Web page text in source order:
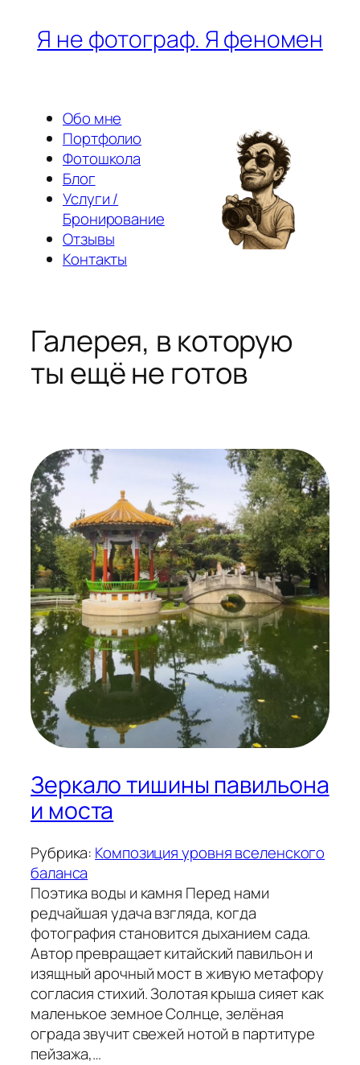
ПерейтиЯ не фотограф. Я феномен
Обо мне
Портфолио
Фотошкола
Блог
Услуги /
Бронирование
Отзывы
Контакты
Галерея, в которую
ты ещё не готов
Зеркало тишины павильона
и моста
Рубрика: Композиция уровня вселенского
баланса
Поэтика воды и камня Перед нами
редчайшая удача взгляда, когда
фотография становится дыханием сада.
Автор превращает китайский павильон и
изящный арочный мост в живую метафору
согласия стихий. Золотая крыша сияет как
маленькое земное Солнце, зелёная
ограда звучит свежей нотой в партитуре
пейзажа,…